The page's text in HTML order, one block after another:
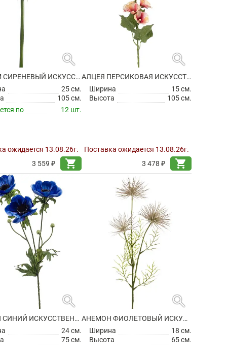
search
АЛЛИУМ СИРЕНЕВЫЙ ИСКУССТВЕННЫЙ
25 см.
105 см.
по
12 шт.
ожидается 13.08.26г.
3 559 ₽
shopping_cart
search
АЛЦЕЯ ПЕРСИКОВАЯ ИСКУССТВЕННАЯ
Ширина
15 см.
Высота
105 см.
Поставка ожидается 13.08.26г.
3 478 ₽
shopping_cart
search
АНЕМОН СИНИЙ ИСКУССТВЕННЫЙ
24 см.
75 см.
search
АНЕМОН ФИОЛЕТОВЫЙ ИСКУССТВЕННЫЙ
Ширина
18 см.
Высота
65 см.